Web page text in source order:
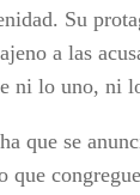
Su
a las
ni lo uno, ni
que se
que